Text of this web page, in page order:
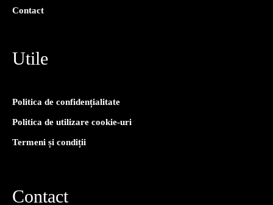
Contact
Utile
Politica de confidențialitate
Politica de utilizare cookie-uri
Termeni și condiții
Contact